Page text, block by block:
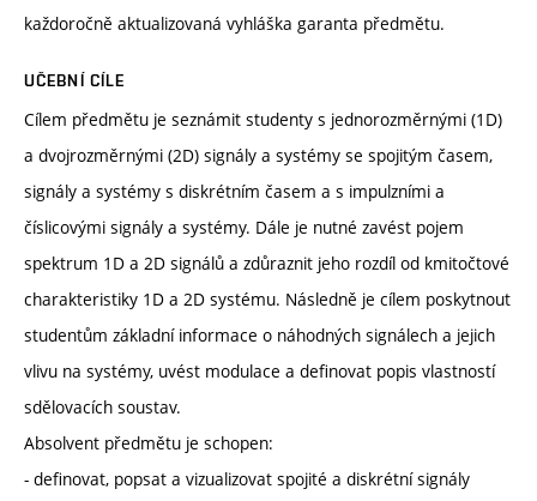
každoročně aktualizovaná vyhláška garanta předmětu.
UČEBNÍ CÍLE
Cílem předmětu je seznámit studenty s jednorozměrnými (1D)
a dvojrozměrnými (2D) signály a systémy se spojitým časem,
signály a systémy s diskrétním časem a s impulzními a
číslicovými signály a systémy. Dále je nutné zavést pojem
spektrum 1D a 2D signálů a zdůraznit jeho rozdíl od kmitočtové
charakteristiky 1D a 2D systému. Následně je cílem poskytnout
studentům základní informace o náhodných signálech a jejich
vlivu na systémy, uvést modulace a definovat popis vlastností
sdělovacích soustav.
Absolvent předmětu je schopen:
- definovat, popsat a vizualizovat spojité a diskrétní signály